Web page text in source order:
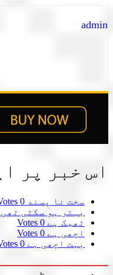
admin
اس خبر پر
سخت نا پسند 0 Votes
بہتر ہو سکتی تھی
ٹھیک ہے 0 Votes
اچھی ہے 0 Votes
بہت اچھی ہے 0 Votes